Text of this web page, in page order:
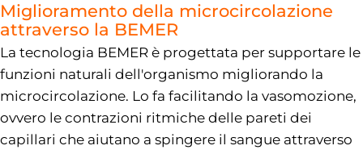
Miglioramento della microcircolazione
attraverso la BEMER
La tecnologia BEMER è progettata per supportare le
funzioni naturali dell'organismo migliorando la
microcircolazione. Lo fa facilitando la vasomozione,
ovvero le contrazioni ritmiche delle pareti dei
capillari che aiutano a spingere il sangue attraverso